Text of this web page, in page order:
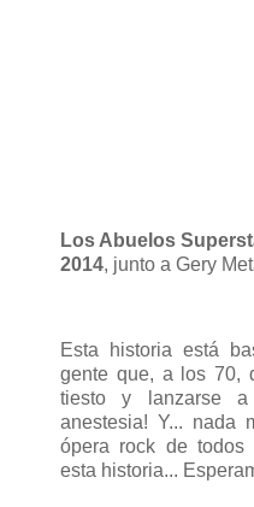
Los Abuelos
2014, junto a Gery
Esta historia está
gente que, a los 70,
tiesto y lanzarse
anestesia! Y... nada
ópera rock de todos
esta historia...